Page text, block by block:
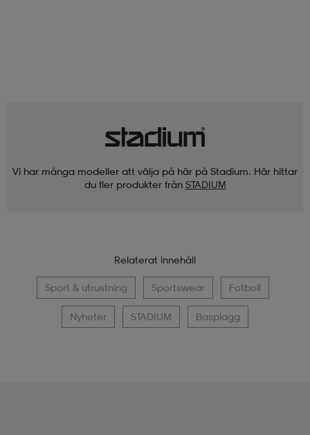
Vi har många modeller att välja på här på Stadium. Här hittar
du fler produkter från STADIUM
Relaterat innehåll
Sport & utrustning Sportswear Fotboll
Nyheter STADIUM Basplagg